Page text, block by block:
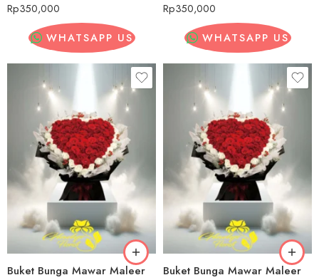
Rp350,000
WHATSAPP US
Rp350,000
WHATSAPP US
Buket Bunga Mawar Maleer Buket Bunga Mawar Maleer